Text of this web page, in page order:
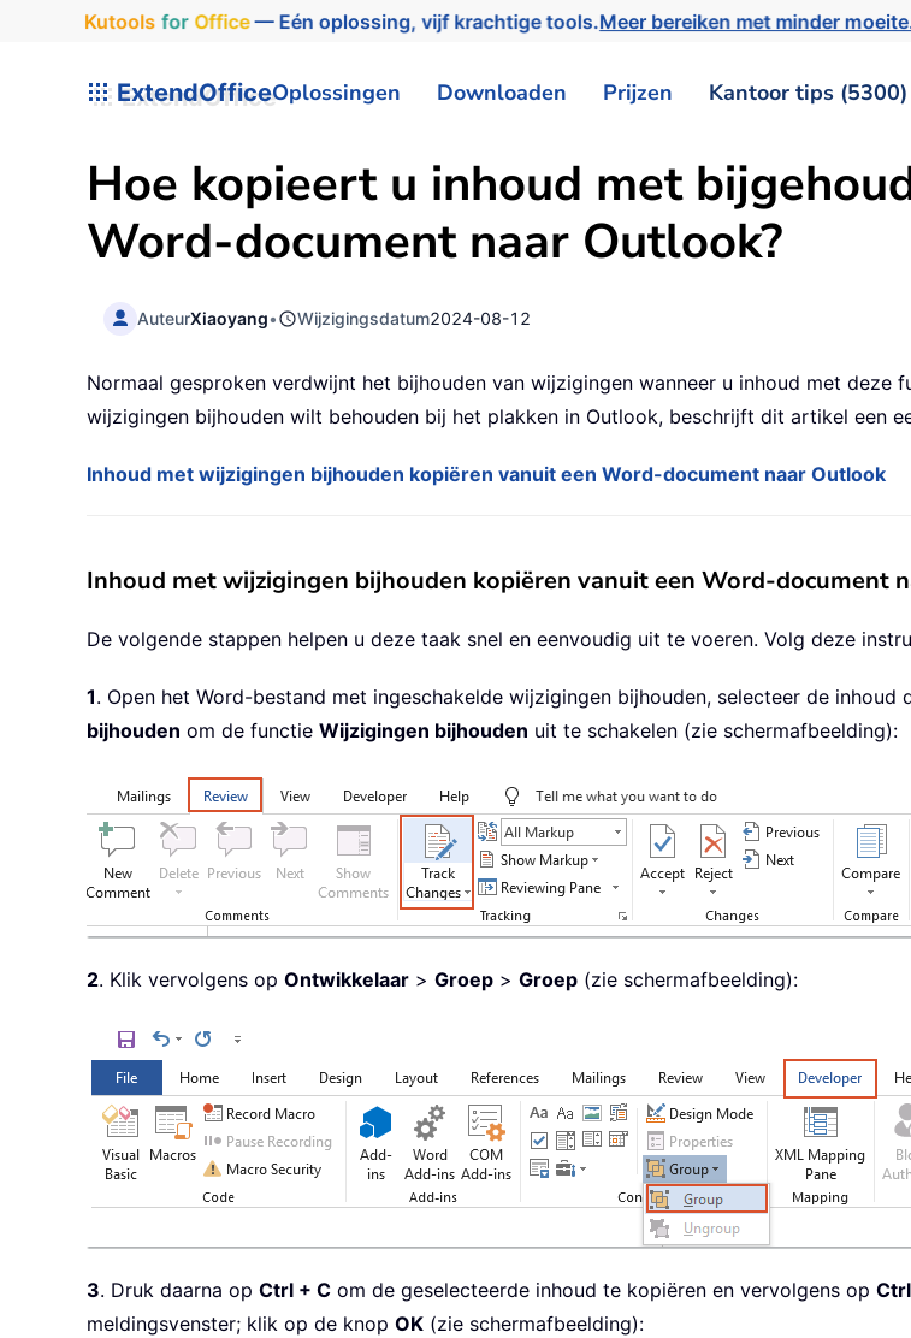
Kutools for Office— Eén oplossing, vijf krachtige tools.Meer bereiken met minder
ExtendOfficeOplossingen Downloaden Prijzen Kantoor tips (5300)
Hoe kopieert u inhoud met
Word-document naar Outlook?
AuteurXiaoyang• Wijzigingsdatum2024-08-12
Normaal gesproken verdwijnt het bijhouden van wijzigingen wanneer u inhoud met
wijzigingen bijhouden wilt behouden bij het plakken in Outlook, beschrijft dit artikel een
Inhoud met wijzigingen bijhouden kopiëren vanuit een Word-document naar Outlook
Inhoud met wijzigingen bijhouden kopiëren vanuit een Word-document
De volgende stappen helpen u deze taak snel en eenvoudig uit te voeren. Volg deze
1. Open het Word-bestand met ingeschakelde wijzigingen bijhouden, selecteer de
bijhouden om de functie Wijzigingen bijhouden uit te schakelen (zie schermafbeelding):
2. Klik vervolgens op Ontwikkelaar > Groep > Groep (zie schermafbeelding):
3. Druk daarna op Ctrl + C om de geselecteerde inhoud te kopiëren en vervolgens op
meldingsvenster; klik op de knop OK (zie schermafbeelding):